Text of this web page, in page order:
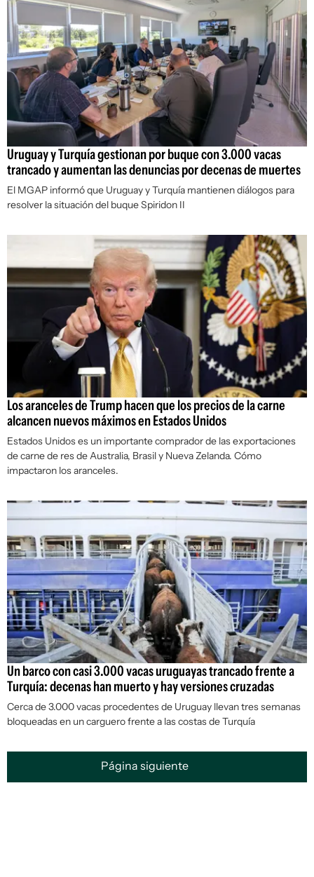
Uruguay y Turquía gestionan por buque con 3.000 vacas
trancado y aumentan las denuncias por decenas de muertes
El MGAP informó que Uruguay y Turquía mantienen diálogos para
resolver la situación del buque Spiridon II
Los aranceles de Trump hacen que los precios de la carne
alcancen nuevos máximos en Estados Unidos
Estados Unidos es un importante comprador de las exportaciones
de carne de res de Australia, Brasil y Nueva Zelanda. Cómo
impactaron los aranceles.
Un barco con casi 3.000 vacas uruguayas trancado frente a
Turquía: decenas han muerto y hay versiones cruzadas
Cerca de 3.000 vacas procedentes de Uruguay llevan tres semanas
bloqueadas en un carguero frente a las costas de Turquía
Página siguiente